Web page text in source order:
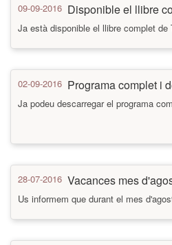
09-09-2016 Disponible el llibre
Ja està disponible el llibre complet
02-09-2016 Programa complet i
Ja podeu descarregar el programa
28-07-2016 Vacances mes
Us informem que durant el mes